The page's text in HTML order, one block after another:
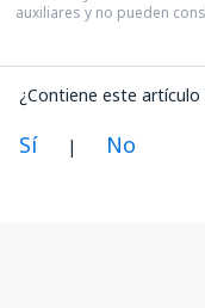
auxiliares y no pueden
¿Contiene este
Sí | No
Contiene